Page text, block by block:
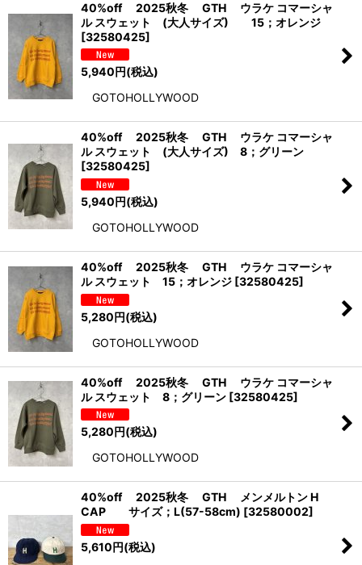
40%off 2025秋冬 GTH ウラケ コマーシャ
ル スウェット (大人サイズ) 15；オレンジ
[32580425]
5,940円(税込)
GOTOHOLLYWOOD
40%off 2025秋冬 GTH ウラケ コマーシャ
ル スウェット (大人サイズ) 8；グリーン
[32580425]
5,940円(税込)
GOTOHOLLYWOOD
40%off 2025秋冬 GTH ウラケ コマーシャ
ル スウェット 15；オレンジ [32580425]
5,280円(税込)
GOTOHOLLYWOOD
40%off 2025秋冬 GTH ウラケ コマーシャ
ル スウェット 8；グリーン [32580425]
5,280円(税込)
GOTOHOLLYWOOD
40%off 2025秋冬 GTH メンメルトン H
CAP サイズ；L(57-58cm) [32580002]
5,610円(税込)